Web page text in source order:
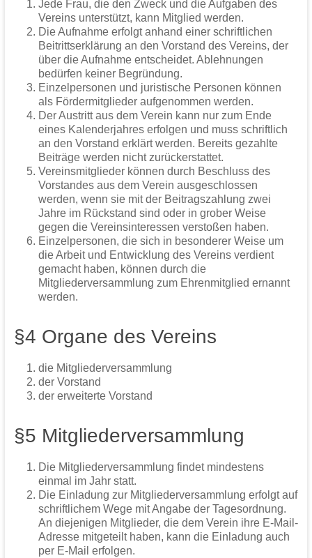
Jede Frau, die den Zweck und die Aufgaben des
Vereins unterstützt, kann Mitglied werden.
Die Aufnahme erfolgt anhand einer schriftlichen
Beitrittserklärung an den Vorstand des Vereins, der
über die Aufnahme entscheidet. Ablehnungen
bedürfen keiner Begründung.
Einzelpersonen und juristische Personen können
als Fördermitglieder aufgenommen werden.
Der Austritt aus dem Verein kann nur zum Ende
eines Kalenderjahres erfolgen und muss schriftlich
an den Vorstand erklärt werden. Bereits gezahlte
Beiträge werden nicht zurückerstattet.
Vereinsmitglieder können durch Beschluss des
Vorstandes aus dem Verein ausgeschlossen
werden, wenn sie mit der Beitragszahlung zwei
Jahre im Rückstand sind oder in grober Weise
gegen die Vereinsinteressen verstoßen haben.
Einzelpersonen, die sich in besonderer Weise um
die Arbeit und Entwicklung des Vereins verdient
gemacht haben, können durch die
Mitgliederversammlung zum Ehrenmitglied ernannt
werden.
§4 Organe des Vereins
die Mitgliederversammlung
der Vorstand
der erweiterte Vorstand
§5 Mitgliederversammlung
Die Mitgliederversammlung findet mindestens
einmal im Jahr statt.
Die Einladung zur Mitgliederversammlung erfolgt auf
schriftlichem Wege mit Angabe der Tagesordnung.
An diejenigen Mitglieder, die dem Verein ihre E-Mail-
Adresse mitgeteilt haben, kann die Einladung auch
per E-Mail erfolgen.